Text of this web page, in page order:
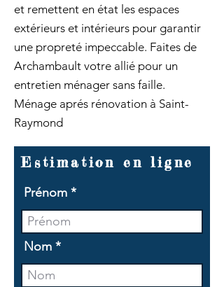
et remettent en état les espaces
extérieurs et intérieurs pour garantir
une propreté impeccable. Faites de
Archambault votre allié pour un
entretien ménager sans faille.
Ménage aprés rénovation à Saint-
Raymond
Estimation en ligne
Prénom
Nom